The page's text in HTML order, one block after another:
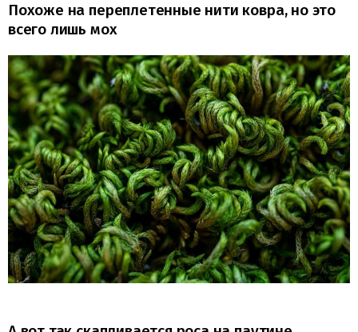
Похоже на переплетенные нити ковра, но это
всего лишь мох